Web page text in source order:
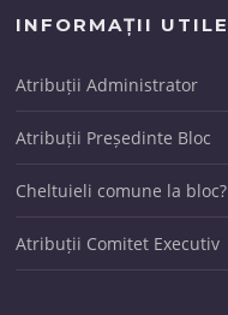
INFORMAȚII UTILE
Atribuții Administrator
Atribuții Președinte Bloc
Cheltuieli comune la bloc?
Atribuții Comitet Executiv